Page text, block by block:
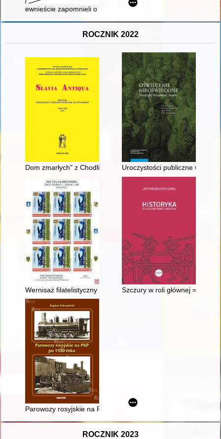
ewnieście zapomnieli o tej wielkiej aktorce" : Aszpergerowa i
ROCZNIK 2022
Dom zmarłych" z Chodlika, gm. Karczmiska, woj. lubelskie :
Uroczystości publiczne w
Wernisaż filatelistyczny : poczta samolotowa : informator
Szczury w roli głównej = Rats
Parowozy rosyjskie na PKP po 1920 roku
ROCZNIK 2023